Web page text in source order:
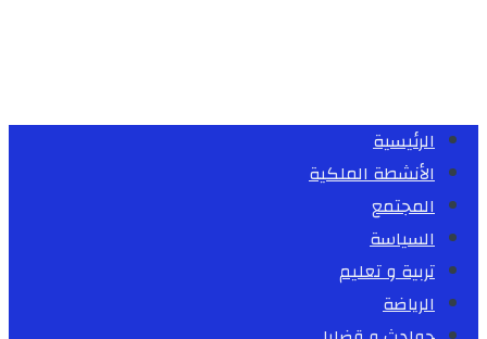
الرئيسية
الأنشطة الملكية
المجتمع
السياسة
تربية و تعليم
الرياضة